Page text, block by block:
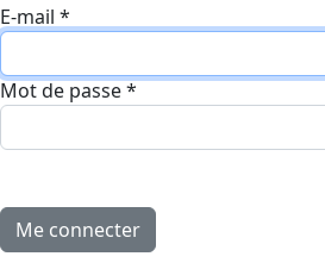
E-mail *
Mot de passe*